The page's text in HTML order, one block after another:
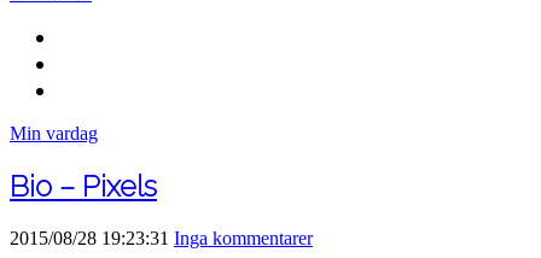
Min vardag
Bio – Pixels
2015/08/28 19:23:31 Inga kommentarer